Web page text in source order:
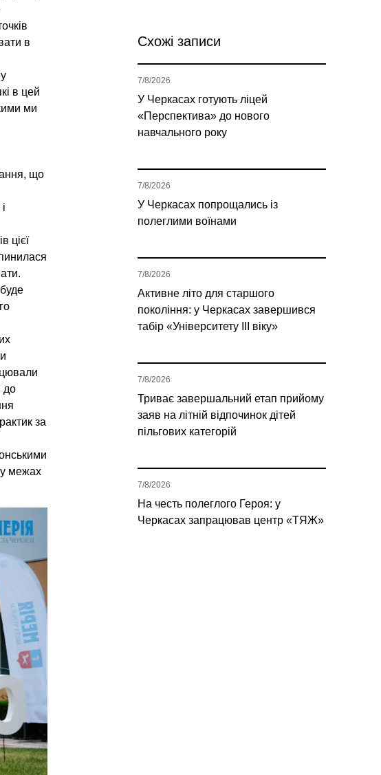
в
в цей
ми
що
цієї
до
за
у межах
Схожі записи
У Черкасах готують ліцей
«Перспектива» до нового
навчального року
7/8/2026
У Черкасах попрощались із
полеглими воїнами
7/8/2026
Активне літо для старшого
покоління: у Черкасах завершився
табір «Університету ІІІ віку»
7/8/2026
Триває завершальний етап прийому
заяв на літній відпочинок дітей
пільгових категорій
7/8/2026
На честь полеглого Героя: у
Черкасах запрацював центр «ТЯЖ»
7/8/2026